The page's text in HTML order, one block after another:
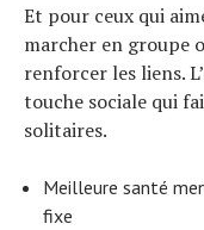
Et pour ceux qui
marcher en groupe
renforcer les liens.
touche sociale qui
solitaires.
Meilleure santé
fixe